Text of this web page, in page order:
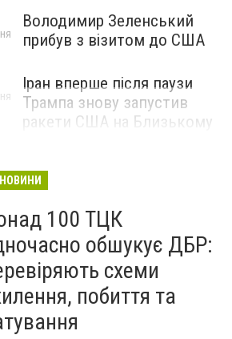
Володимир Зеленський
прибув з візитом до США
Іран вперше після паузи
Трампа знову запустив
ракети США на Близькому
100 ТЦК
обшукує ДБР:
схеми
побиття та